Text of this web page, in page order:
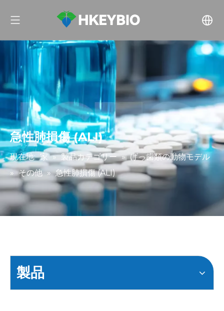
急性肺損傷 (ALI)
現在地: 家 » 製品カテゴリー » げっ歯類の動物モデル
» その他 » 急性肺損傷 (ALI)
製品